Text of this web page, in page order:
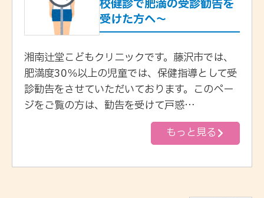
校健診で肥満の受診勧告を
受けた方へ〜
湘南辻堂こどもクリニックです。藤沢市では、
肥満度30％以上の児童では、保健指導として受
診勧告をさせていただいております。このペー
ジをご覧の方は、勧告を受けて戸惑…
もっと見る